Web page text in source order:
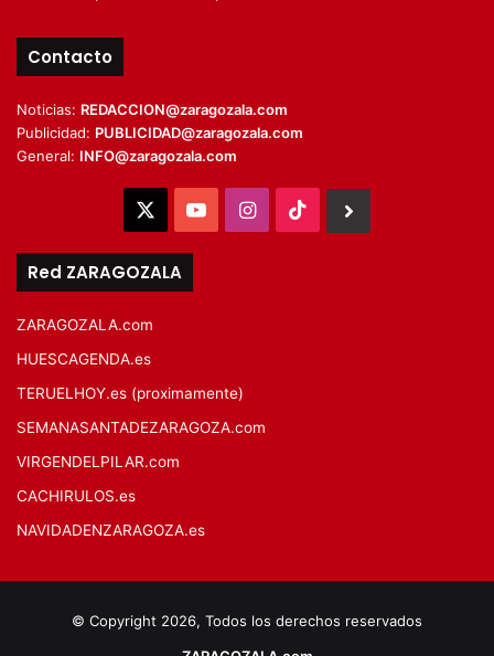
Contacto
Noticias: REDACCION@zaragozala.com
Publicidad: PUBLICIDAD@zaragozala.com
General: INFO@zaragozala.com
YouTubeInstagram
TikTok
Red ZARAGOZALA
ZARAGOZALA.com
HUESCAGENDA.es
TERUELHOY.es (proximamente)
SEMANASANTADEZARAGOZA.com
VIRGENDELPILAR.com
CACHIRULOS.es
NAVIDADENZARAGOZA.es
© Copyright 2026, Todos los derechos reservados